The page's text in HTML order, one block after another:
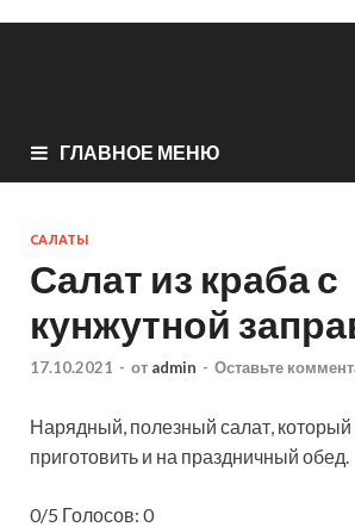
ГЛАВНОЕ МЕНЮ
САЛАТЫ
Салат из краба с
кунжутной
17.10.2021 - от admin - Оставьте
Нарядный, полезный салат,
приготовить и на праздничный обед.
0/5 Голосов: 0